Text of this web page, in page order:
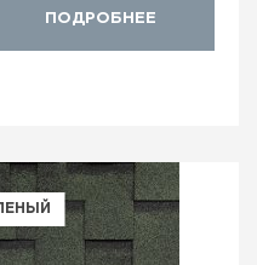
ПОДРОБНЕЕ